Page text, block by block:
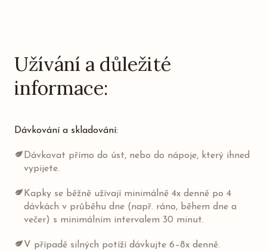
Užívání a důležité
informace:
Dávkování a skladování:
Dávkovat přímo do úst, nebo do nápoje, který ihned
vypijete.
Kapky se běžně užívají minimálně 4x denně po 4
dávkách v průběhu dne (např. ráno, během dne a
večer) s minimálním intervalem 30 minut.
V případě silných potíží dávkujte 6–8x denně.